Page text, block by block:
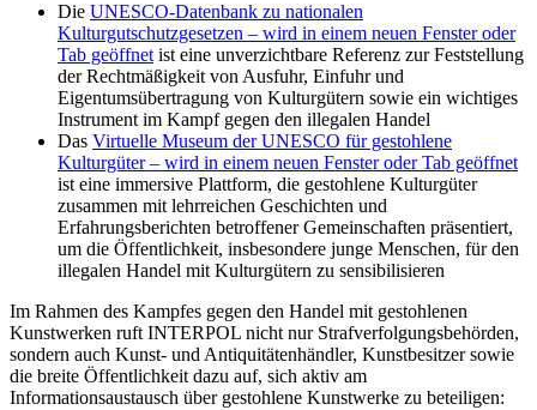
Die UNESCO-Datenbank zu nationalen
Kulturgutschutzgesetzen – wird in einem neuen Fenster oder
Tab geöffnet ist eine unverzichtbare Referenz zur Feststellung
der Rechtmäßigkeit von Ausfuhr, Einfuhr und
Eigentumsübertragung von Kulturgütern sowie ein wichtiges
Instrument im Kampf gegen den illegalen Handel
Das Virtuelle Museum der UNESCO für gestohlene
Kulturgüter– wird in einem neuen Fenster oder Tab geöffnet
ist eine immersive Plattform, die gestohlene Kulturgüter
zusammen mit lehrreichen Geschichten und
Erfahrungsberichten betroffener Gemeinschaften präsentiert,
um die Öffentlichkeit, insbesondere junge Menschen, für den
illegalen Handel mit Kulturgütern zu sensibilisieren
Im Rahmen des Kampfes gegen den Handel mit gestohlenen
Kunstwerken ruft INTERPOL nicht nur Strafverfolgungsbehörden,
sondern auch Kunst- und Antiquitätenhändler, Kunstbesitzer sowie
die breite Öffentlichkeit dazu auf, sich aktiv am
Informationsaustausch über gestohlene Kunstwerke zu beteiligen: